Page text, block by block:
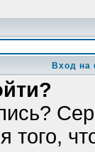
Вход на
того,